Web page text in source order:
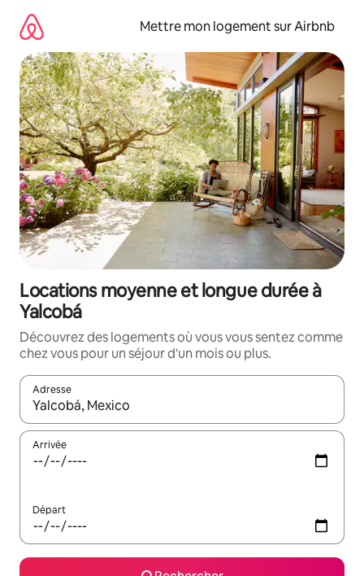
directement
contenu
Mettre mon logement sur Airbnb
Locations moyenne et longue durée à
Yalcobá
Découvrez des logements où vous vous sentez comme
chez vous pour un séjour d'un mois ou plus.
Adresse
Lorsque les résultats s'affichent, utilisez les flèches vers le
Arrivée
Départ